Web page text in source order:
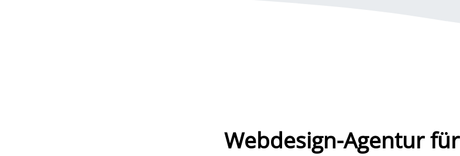
Webdesign-Agentur